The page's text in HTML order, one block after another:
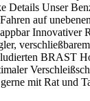
Details Unser
auf
Innovativer
BRAST
mit Rat und